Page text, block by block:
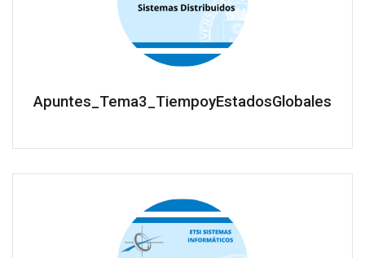
Apuntes_Tema3_TiempoyEstadosGlobales